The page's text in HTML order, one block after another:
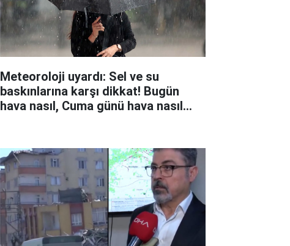
Meteoroloji uyardı: Sel ve su
baskınlarına karşı dikkat! Bugün
hava nasıl, Cuma günü hava nasıl